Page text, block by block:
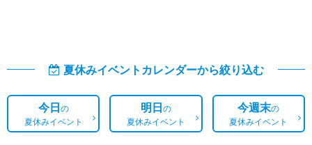
夏休みイベントカレンダーから絞り込む
今日の
夏休みイベント
明日の
夏休みイベント
今週末の
夏休みイベント